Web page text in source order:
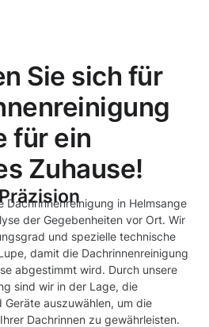
Sie sich für
für ein
Zuhause!
Dachrinnenreinigung in Helmsange
der Gegebenheiten vor Ort. Wir
und spezielle technische
damit die Dachrinnenreinigung
abgestimmt wird. Durch unsere
sind wir in der Lage, die
auszuwählen, um die
Dachrinnen zu gewährleisten.